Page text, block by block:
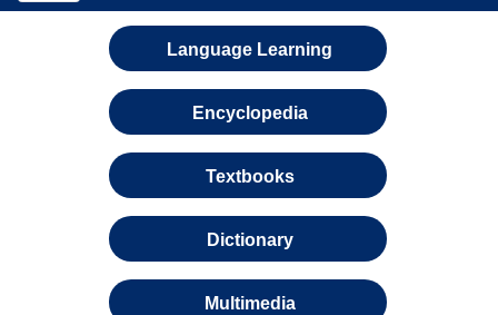
Language Learning
Encyclopedia
Textbooks
Dictionary
Multimedia